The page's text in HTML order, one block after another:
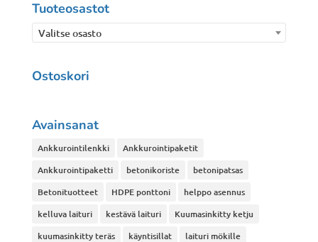
sivulla.
useampi
muunnelma.
Voit
valinnat
Tuoteosastot
Valitse osasto
Ostoskori
Avainsanat
Ankkurointilenkki
Ankkurointipaketit
Ankkurointipaketti
betonikoriste
betonipatsas
Betonituotteet
HDPE ponttoni
helppo asennus
kelluva laituri
kestävä laituri
Kuumasinkitty ketju
kuumasinkitty teräs
käyntisillat laituri mökille